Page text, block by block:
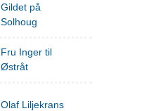
Gildet på
Solhoug
Fru Inger til
Østråt
Olaf Liljekrans